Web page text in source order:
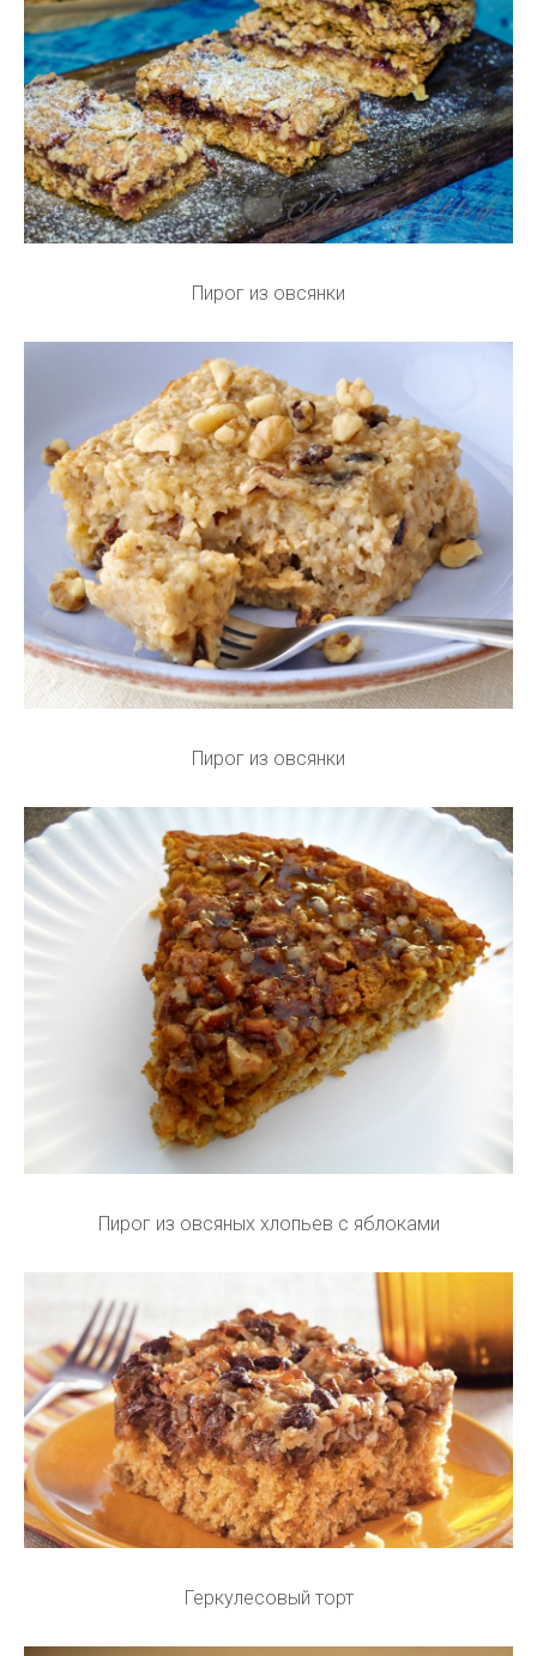
Пирог из овсянки
Пирог из овсянки
Пирог из овсяных хлопьев с яблоками
Геркулесовый торт